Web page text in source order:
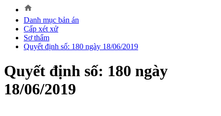
home
Danh mục bản án
Cấp xét xử
Sơ thẩm
Quyết định số: 180 ngày 18/06/2019
Quyết định số: 180 ngày
18/06/2019